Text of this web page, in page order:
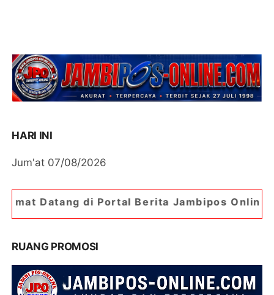
HARI INI
Jum'at 07/08/2026
Portal Berita Jambipos Online. Portal Berita
RUANG PROMOSI